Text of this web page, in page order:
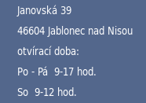
Janovská 39
46604 Jablonec nad Nisou
otvírací doba:
Po - Pá 9-17 hod.
So 9-12 hod.